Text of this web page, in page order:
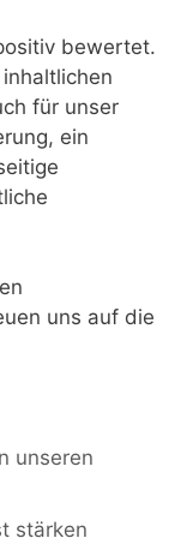
bewertet.
für unser
ein
uns auf die
unseren
stärken